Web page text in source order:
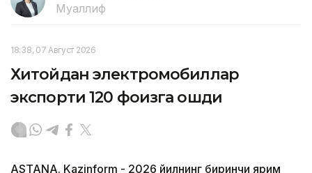
Муаллиф
18:38, 07 Август 2026
Хитойдан электромобиллар
экспорти 120 фоизга ошди
ASTANA. Kazinform - 2026 йилнинг биринчи ярим